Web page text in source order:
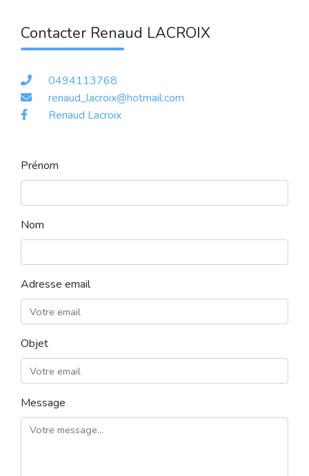
Contacter Renaud LACROIX
0494113768
renaud_lacroix@hotmail.com
Renaud Lacroix
Prénom
Nom
Adresse email
Objet
Message